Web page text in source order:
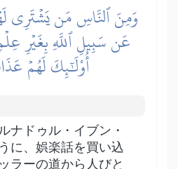
وَمِنَ ٱلنَّاسِ مَن يَشۡتَرِي
عَن سَبِيلِ ٱللَّهِ بِغَيۡرِ
أُوْلَٰٓئِكَ لَهُمۡ
ナドゥル・イブン・
に、娯楽話を買い込
ラーの道から人びと